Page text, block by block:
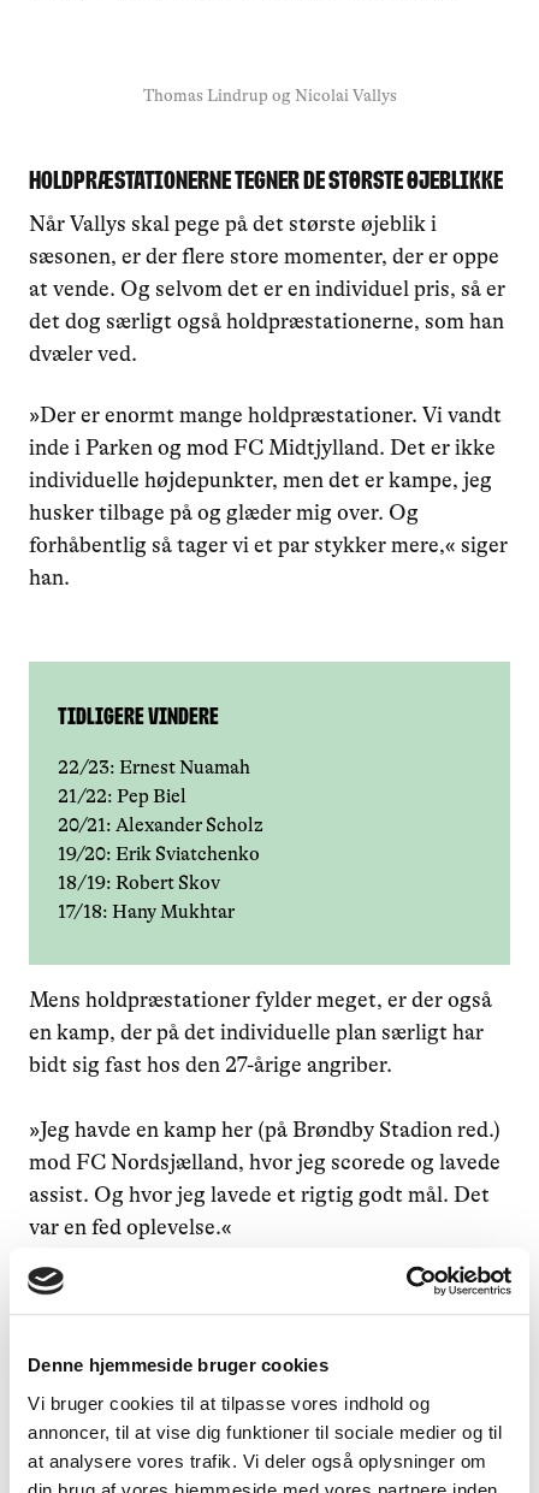
Denne hjemmeside bruger cookies
Vi bruger cookies til at tilpasse vores indhold og
annoncer, til at vise dig funktioner til sociale medier og til
at analysere vores trafik. Vi deler også oplysninger om
Thomas Lindrup og Nicolai Vallys
Holdpræstationerne tegner de største øjeblikke
Når Vallys skal pege på det største øjeblik i
sæsonen, er der flere store momenter, der er oppe
at vende. Og selvom det er en individuel pris, så er
det dog særligt også holdpræstationerne, som han
dvæler ved.
»Der er enormt mange holdpræstationer. Vi vandt
inde i Parken og mod FC Midtjylland. Det er ikke
individuelle højdepunkter, men det er kampe, jeg
husker tilbage på og glæder mig over. Og
forhåbentlig så tager vi et par stykker mere,« siger
han.
Tidligere vindere
22/23: Ernest Nuamah
21/22: Pep Biel
20/21: Alexander Scholz
19/20: Erik Sviatchenko
18/19: Robert Skov
17/18: Hany Mukhtar
Mens holdpræstationer fylder meget, er der også
en kamp, der på det individuelle plan særligt har
bidt sig fast hos den 27-årige angriber.
»Jeg havde en kamp her (på Brøndby Stadion red.)
mod FC Nordsjælland, hvor jeg scorede og lavede
assist. Og hvor jeg lavede et rigtig godt mål. Det
var en fed oplevelse.«
»Jeg drømmer om et mesterskab på
Brøndby Stadion. Og så drømmer
jeg om, at vi vinder derbyet på